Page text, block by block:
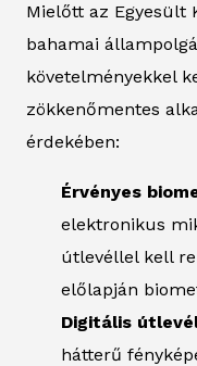
Mielőtt az Egyesült
bahamai
követelményekkel
zökkenőmentes
érdekében:
Érvényes
elektronikus
útlevéllel kell
előlapján
Digitális
hátterű